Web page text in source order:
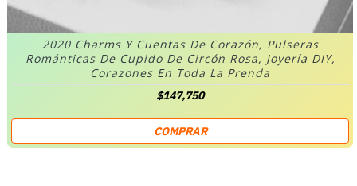
2020 Charms Y Cuentas De Corazón, Pulseras
Románticas De Cupido De Circón Rosa, Joyería DIY,
Corazones En Toda La Prenda
$147,750
COMPRAR